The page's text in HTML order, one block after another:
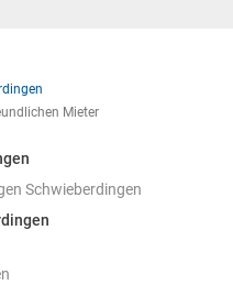
Mieter
Schwieberdingen